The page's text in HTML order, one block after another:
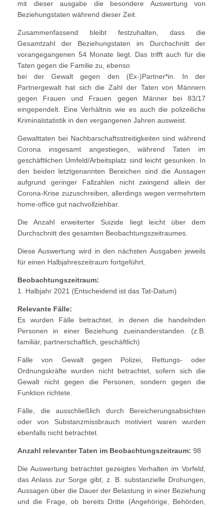
mit dieser ausgabe die besondere Auswertung von
Beziehungstaten während dieser Zeit.
Zusammenfassend bleibt festzuhalten, dass die
Gesamtzahl der Beziehungstaten im Durchschnitt der
vorangegangenen 54 Monate liegt. Das trifft auch für die
Taten gegen die Familie zu, ebenso
bei der Gewalt gegen den (Ex-)Partner*in. In der
Partnergewalt hat sich die Zahl der Taten von Männern
gegen Frauen und Frauen gegen Männer bei 83/17
eingependelt. Eine Verhältnis wie es auch die polizeiliche
Kriminalstatistik in den vergangenen Jahren ausweist.
Gewalttaten bei Nachbarschaftsstreitigkeiten sind während
Corona insgesamt angestiegen, während Taten im
geschäftlichen Umfeld/Arbeitsplatz sind leicht gesunken. In
den beiden letztgenannten Bereichen sind die Aussagen
aufgrund geringer Fallzahlen nicht zwingend allein der
Corona-Krise zuzuschreiben, allerdings wegen vermehrtem
home-office gut nachvollziehbar.
Die Anzahl erweiterter Suizide liegt leicht über dem
Durchschnitt des gesamten Beobachtungszeitraumes.
Diese Auswertung wird in den nächsten Ausgaben jeweils
für einen Halbjahreszeitraum fortgeführt.
Beobachtungszeitraum:
1. Halbjahr 2021 (Entscheidend ist das Tat-Datum)
Relevante Fälle:
Es wurden Fälle betrachtet, in denen die handelnden
Personen in einer Beziehung zueinanderstanden. (z.B.
familiär, partnerschaftlich, geschäftlich)
Fälle von Gewalt gegen Polizei, Rettungs- oder
Ordnungskräfte wurden nicht betrachtet, sofern sich die
Gewalt nicht gegen die Personen, sondern gegen die
Funktion richtete.
Fälle, die ausschließlich durch Bereicherungsabsichten
oder von Substanzmissbrauch motiviert waren wurden
ebenfalls nicht betrachtet.
Anzahl relevanter Taten im Beobachtungszeitraum: 98
Die Auswertung betrachtet gezeigtes Verhalten im Vorfeld,
das Anlass zur Sorge gibt, z. B. substanzielle Drohungen,
Aussagen über die Dauer der Belastung in einer Beziehung
und die Frage, ob bereits Dritte (Angehörige, Behörden,